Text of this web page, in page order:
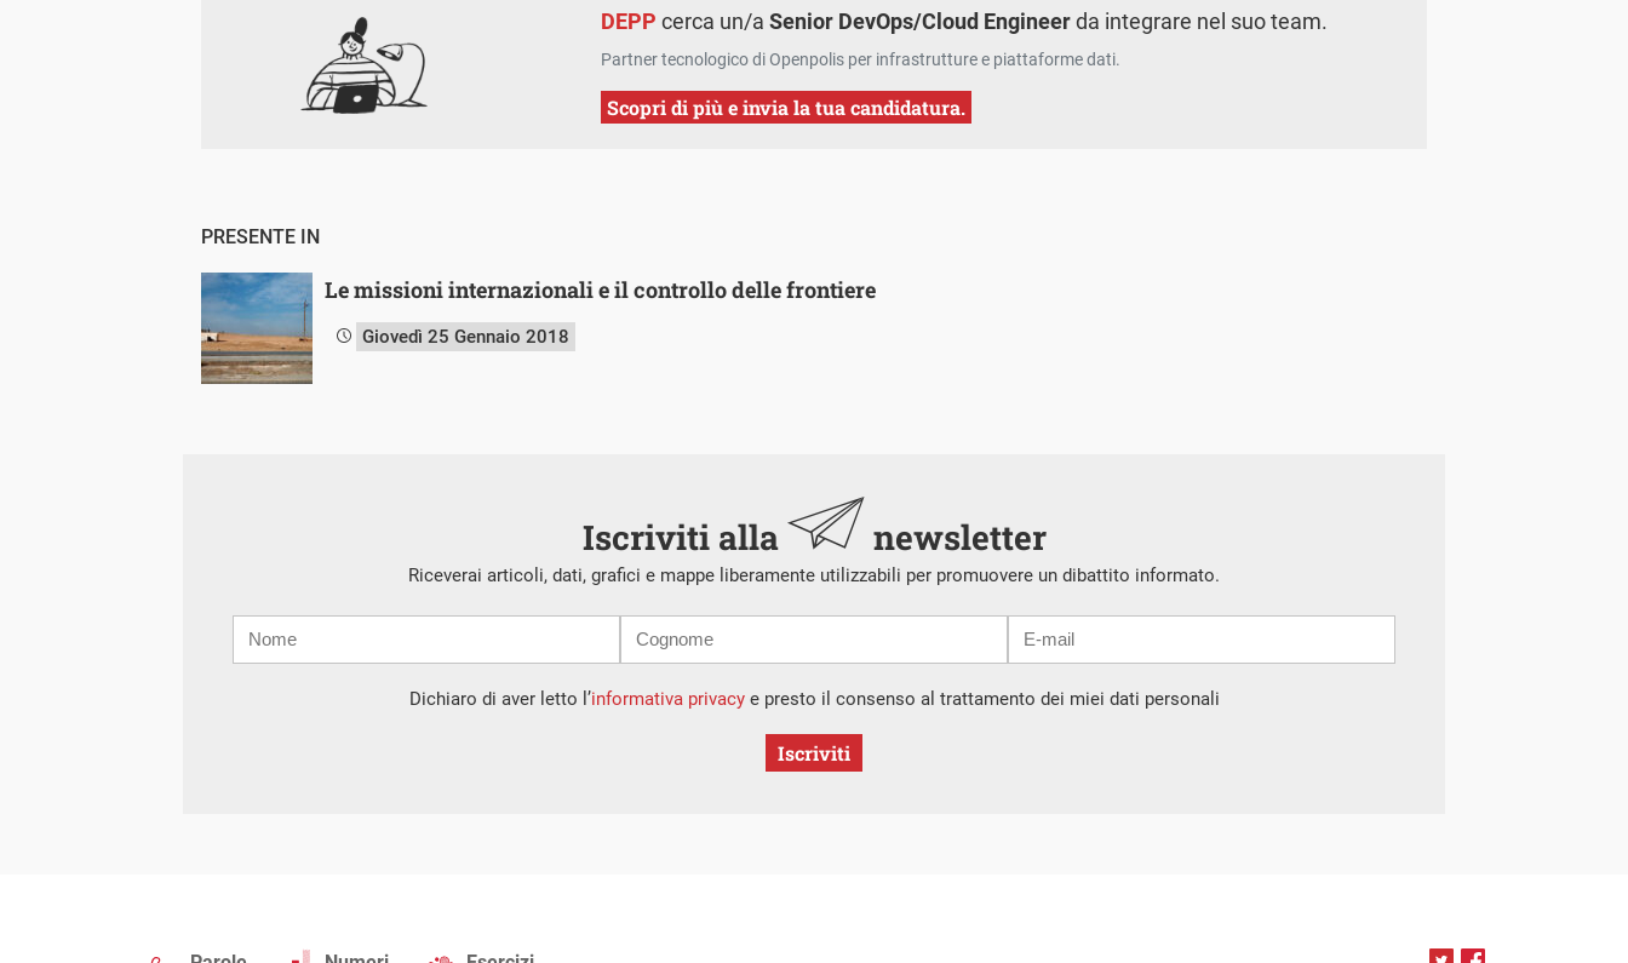
DEPP cerca un/aSenior DevOps/Cloud Engineerda integrare nel suo team.
Partner tecnologico di Openpolis per infrastrutture e piattaforme dati.
Scopri di più e invia la tua candidatura.
PRESENTE IN
Le missioni internazionali e il controllo delle frontiere
Giovedì 25 Gennaio 2018
Iscriviti alla newsletter
Riceverai articoli, dati, grafici e mappe liberamente utilizzabili per promuovere un dibattito informato.
mail
Dichiaro di aver letto l’informativa privacye presto il consenso al trattamento dei miei dati personali
Iscriviti